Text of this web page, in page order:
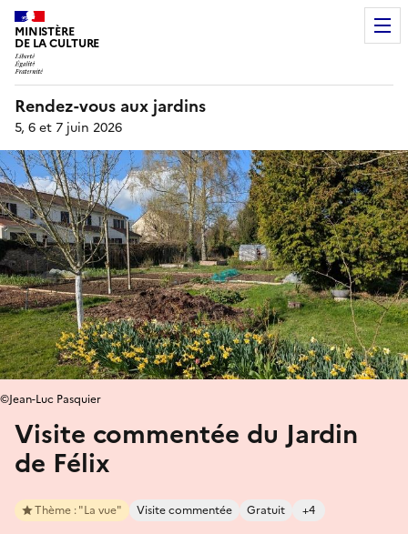
MINISTÈRE
DE LA CULTURE
Rendez-vous aux jardins
5, 6 et 7 juin 2026
Visite commentée du Jardin
de Félix
Thème : "La vue" Visite commentée Gratuit +4
©Jean-Luc Pasquier